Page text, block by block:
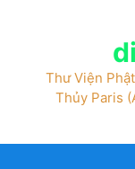
Thư Viện
Thủy Paris